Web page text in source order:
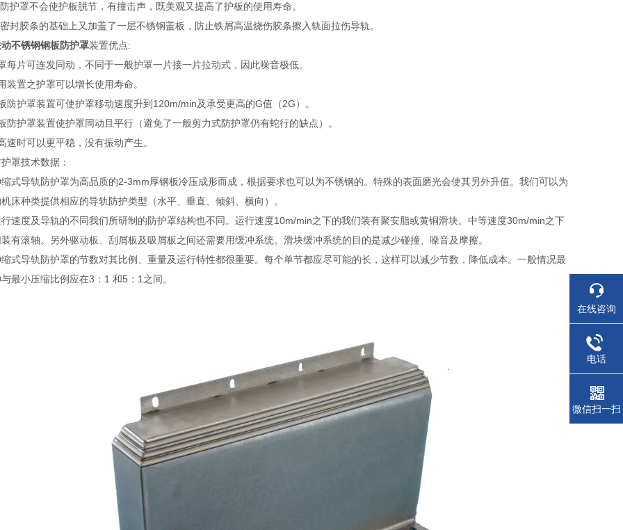
护罩不会使护板脱节，有撞击声，既美观又提高了护板的使用寿命。
封胶条的基础上又加盖了一层不锈钢盖板，防止铁屑高温烧伤胶条擦入轨面拉伤导轨。
不锈钢钢板防护罩装置优点:
每片可连发同动，不同于一般护罩一片接一片拉动式，因此噪音极低。
装置之护罩可以增长使用寿命。
防护罩装置可使护罩移动速度升到120m/min及承受更高的G值（2G）。
防护罩装置使护罩同动且平行（避免了一般剪力式防护罩仍有蛇行的缺点）。
速时可以更平稳，没有振动产生。
罩技术数据：
式导轨防护罩为高品质的2-3mm厚钢板冷压成形而成，根据要求也可以为不锈钢的。特殊的表面磨光会使其另外升值。我们可以为
床种类提供相应的导轨防护类型（水平、垂直、倾斜、横向）。
速度及导轨的不同我们所研制的防护罩结构也不同。运行速度10m/min之下的我们装有聚安脂或黄铜滑块。中等速度30m/min之下
有滚轴。另外驱动板、刮屑板及吸屑板之间还需要用缓冲系统。滑块缓冲系统的目的是减少碰撞、噪音及摩擦。
式导轨防护罩的节数对其比例、重量及运行特性都很重要。每个单节都应尽可能的长，这样可以减少节数，降低成本。一般情况最
最小压缩比例应在3：1 和5：1之间。
在线咨询
电话
微信扫一扫